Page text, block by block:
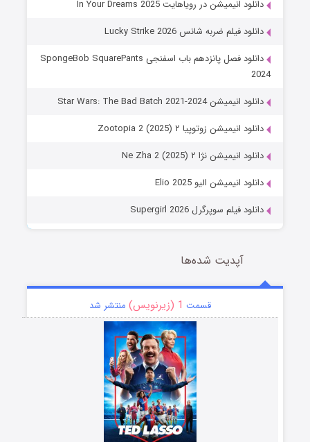
دانلود انیمیشن در رویاهایت In Your Dreams 2025
دانلود فیلم ضربه شانس Lucky Strike 2026
دانلود فصل پانزدهم باب اسفنجی SpongeBob SquarePants
2024
دانلود انیمیشن Star Wars: The Bad Batch 2021-2024
دانلود انیمیشن زوتوپیا ۲ Zootopia 2 (2025)
دانلود انیمیشن نژا ۲ Ne Zha 2 (2025)
دانلود انیمیشن الیو Elio 2025
دانلود فیلم سوپرگرل Supergirl 2026
آپدیت شده‌ها
قسمت 1 (زیرنویس) منتشر شد